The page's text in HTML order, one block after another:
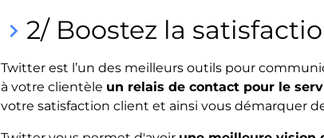
keyboard_arrow_right2/ Boostez la
Twitter est l’un des meilleurs outils pour
à votre clientèle un relais de contact pour le
votre satisfaction client et ainsi vous démarquer